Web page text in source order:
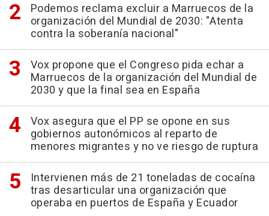
Podemos reclama excluir a Marruecos de la
organización del Mundial de 2030: "Atenta
contra la soberanía nacional"
Vox propone que el Congreso pida echar a
Marruecos de la organización del Mundial de
2030 y que la final sea en España
Vox asegura que el PP se opone en sus
gobiernos autonómicos al reparto de
menores migrantes y no ve riesgo de ruptura
Intervienen más de 21 toneladas de cocaína
tras desarticular una organización que
operaba en puertos de España y Ecuador